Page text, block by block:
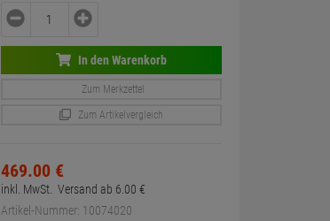
In den Warenkorb
Zum Merkzettel
Zum Artikelvergleich
469.00 €
inkl. MwSt. Versand ab 6. 00 €
Artikel-Nummer: 10074020